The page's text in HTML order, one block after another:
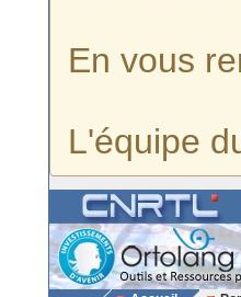
En vous
L'équipe